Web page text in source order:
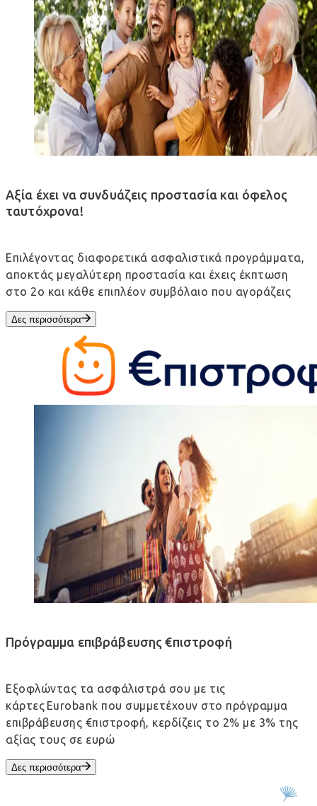
Αξία έχει να συνδυάζεις προστασία και όφελος
ταυτόχρονα!
Επιλέγοντας διαφορετικά ασφαλιστικά προγράμματα,
αποκτάς μεγαλύτερη προστασία και έχεις έκπτωση
στο 2ο και κάθε επιπλέον συμβόλαιο που αγοράζεις
Δες περισσότερα
Πρόγραμμα επιβράβευσης €πιστροφή
Εξοφλώντας τα ασφάλιστρά σου με τις
κάρτες Eurobank που συμμετέχουν στο πρόγραμμα
επιβράβευσης €πιστροφή, κερδίζεις το 2% με 3% της
αξίας τους σε ευρώ
Δες περισσότερα